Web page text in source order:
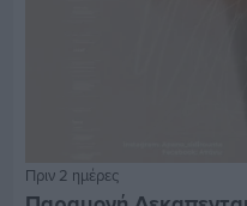
Πριν 2 ημέρες